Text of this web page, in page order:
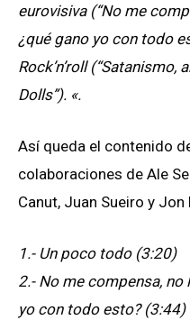
eurovisiva (“No me
¿qué gano yo con todo
Rock’n’roll
Dolls”). «.
Así queda el contenido
colaboraciones de Ale
Canut, Juan Sueiro y Jon
1.- Un poco todo (3:20)
2.- No me compensa, no
yo con todo esto? (3:44)